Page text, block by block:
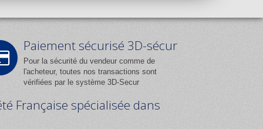
Paiement sécurisé 3D-sécur
Pour la sécurité du vendeur comme de
l'acheteur, toutes nos transactions sont
vérifiées par le système 3D-Secur
Française spécialisée dans